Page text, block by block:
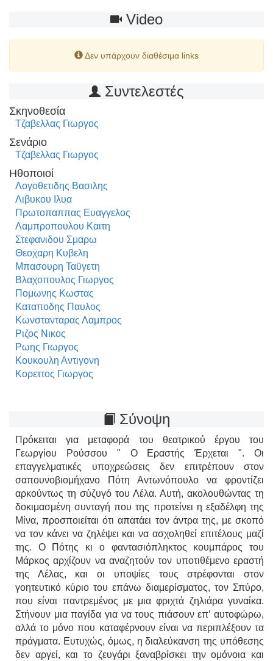
Video
Δεν υπάρχουν διαθέσιμα links
Συντελεστές
Σκηνοθεσία
Τζαβελλας Γιωργος
Σενάριο
Τζαβελλας Γιωργος
Ηθοποιοί
Λογοθετιδης Βασιλης
Λιβυκου Ιλυα
Πρωτοπαππας Ευαγγελος
Λαμπροπουλου Καιτη
Στεφανιδου Σμαρω
Θεοχαρη Κυβελη
Μπασουρη Ταϋγετη
Βλαχοπουλος Γιωργος
Πομωνης Κωστας
Καταποδης Παυλος
Κωνστανταρας Λαμπρος
Ριζος Νικος
Ρωης Γιωργος
Κουκουλη Αντιγονη
Κορεττος Γιωργος
Σύνοψη
Πρόκειται για μεταφορά του θεατρικού έργου του
Γεωργίου Ρούσσου " Ο Εραστής Έρχεται ". Οι
επαγγελματικές υποχρεώσεις δεν επιτρέπουν στον
σαπουνοβιομήχανο Πότη Αντωνόπουλο να φροντίζει
αρκούντως τη σύζυγό του Λέλα. Αυτή, ακολουθώντας τη
δοκιμασμένη συνταγή που της προτείνει η εξαδέλφη της
Μίνα, προσποιείται ότι απατάει τον άντρα της, με σκοπό
να τον κάνει να ζηλέψει και να ασχοληθεί επιτέλους μαζί
της. Ο Πότης κι ο φαντασιόπληκτος κουμπάρος του
Μάρκος αρχίζουν να αναζητούν τον υποτιθέμενο εραστή
της Λέλας, και οι υποψίες τους στρέφονται στον
γοητευτικό κύριο του επάνω διαμερίσματος, τον Σπύρο,
που είναι παντρεμένος με μια φριχτά ζηλιάρα γυναίκα.
Στήνουν μια παγίδα για να τους πιάσουν επ’ αυτοφώρω,
αλλά το μόνο που καταφέρνουν είναι να περιπλέξουν τα
πράγματα. Ευτυχώς, όμως, η διαλεύκανση της υπόθεσης
δεν αργεί, και το ζευγάρι ξαναβρίσκει την ομόνοια και